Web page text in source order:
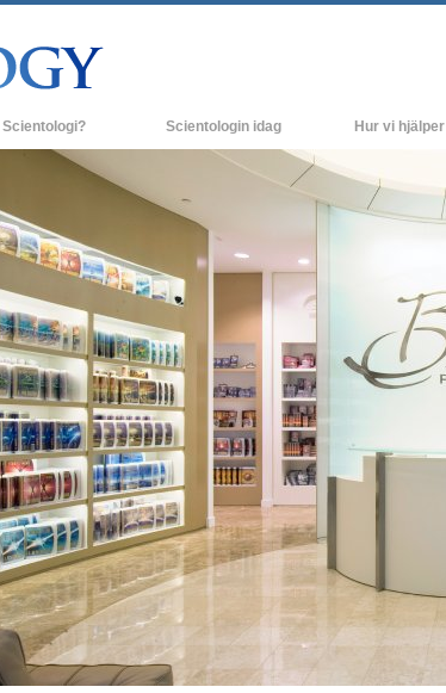
Scientologi?
och religiösa bruk
trossatser & kodexar
säger om Scientologi
grundprinciper
till Dianetik
hat –
Scientologin idag
Nya Scientologi-kyrkor
Avancerade organisationer
Flag Land Base
Freewinds
Att få ut Scientologi till världen
David Miscavige - Scientologins kyrklige
ledare
Hur vi hjälper